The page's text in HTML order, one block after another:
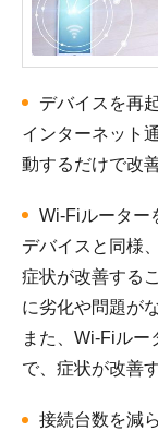
デバイスを再
インターネット
動するだけで改
Wi-Fiルーター
デバイスと同様
症状が改善する
に劣化や問題が
また、Wi-Fiルー
で、症状が改善
接続台数を減